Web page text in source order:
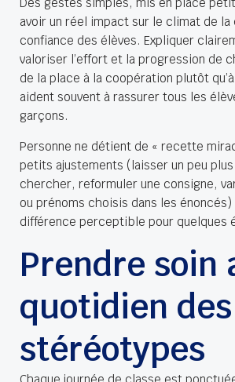
avoir un réel impact sur le climat de la
confiance des élèves. Expliquer
valoriser l’effort et la progression de
de la place à la coopération plutôt
aident souvent à rassurer tous les
garçons.​
Personne ne détient de « recette
petits ajustements (laisser un peu
chercher, reformuler une consigne,
ou prénoms choisis dans les énoncés)
différence perceptible pour quelques
Prendre soin
quotidien des
stéréotypes